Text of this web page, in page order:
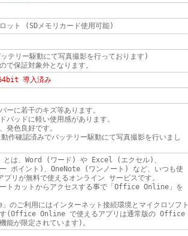
ット (SDメモリカード使用可能)
テリー駆動にて写真撮影を行っております)
で保証対象外となります。
導入済み
ーに若干のキズ等あります。
パッドに軽い使用感があります。
発色良好です。
作確認済みでバッテリー駆動にて写真撮影を行いまし
は、Word (ワード) や Excel (エクセル)、
ポイント)、OneNote (ワンノート) など、いつも使
リが無料で使えるオンライン サービスです。
ートカットからアクセスする事で「Office Online」を
ご利用にはインターネット接続環境とマイクロソフト
す(Office Online で使えるアプリは通常版の Office
能が限定されています)。